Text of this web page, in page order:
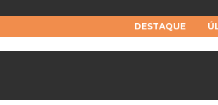
DESTAQUE